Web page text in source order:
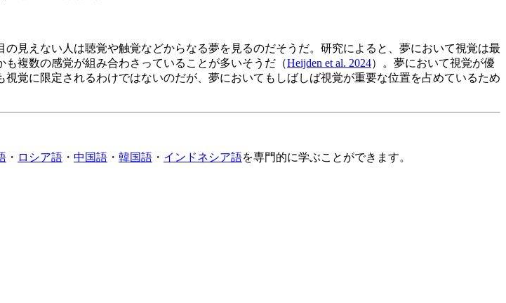
見えない人は聴覚や触覚などからなる夢を見るのだそうだ。研究によると、夢において視覚は最
複数の感覚が組み合わさっていることが多いそうだ（Heijden et al. 2024）。夢において視覚が優
覚に限定されるわけではないのだが、夢においてもしばしば視覚が重要な位置を占めているため
・ ロシア語 ・ 中国語 ・ 韓国語 ・ インドネシア語を専門的に学ぶことができます。